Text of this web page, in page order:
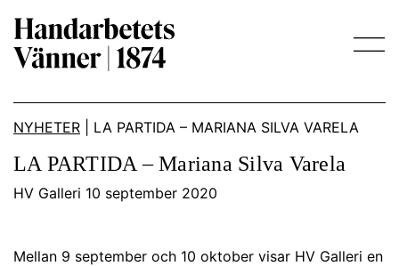
Main Navigation
NYHETER LA PARTIDA – MARIANA SILVA VARELA
LA PARTIDA – Mariana Silva Varela
HV Galleri 10 september 2020
Mellan 9 september och 10 oktober visar HV Galleri en